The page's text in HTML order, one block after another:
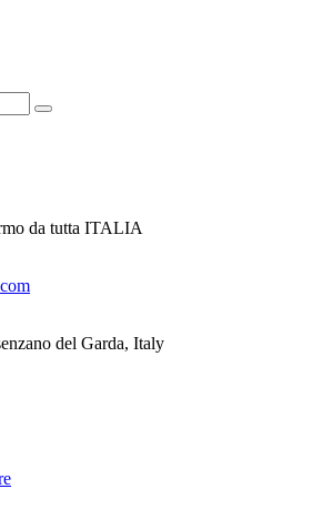
da tutta ITALIA
del Garda, Italy